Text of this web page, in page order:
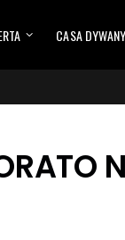
CASA DYWANY